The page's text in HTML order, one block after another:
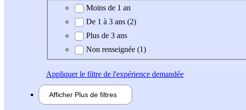
Expérience demandée
Moins de 1 an
De 1 à 3 ans (2)
Plus de 3 ans
Non renseignée (1)
Appliquerle filtre de l'expérience demandée
Afficher Plus de filtres